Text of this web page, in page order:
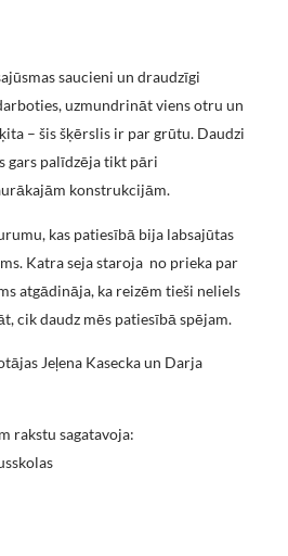
saucieni un draudzīgi
uzmundrināt viens otru un
– šis šķērslis ir par grūtu. Daudzi
gars palīdzēja tikt pāri
konstrukcijām.
kas patiesībā bija labsajūtas
Katra seja staroja no prieka par
atgādināja, ka reizēm tieši neliels
cik daudz mēs patiesībā spējam.
Jeļena Kasecka un Darja
rakstu sagatavoja: